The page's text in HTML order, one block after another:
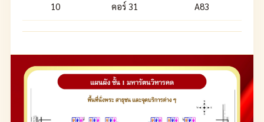
10 คอร์ 31 A83